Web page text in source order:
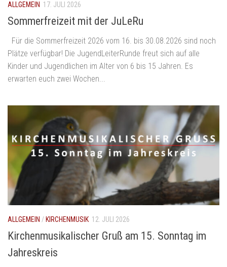
ALLGEMEIN 17. JULI 2026
Sommerfreizeit mit der JuLeRu
Für die Sommerfreizeit 2026 vom 16. bis 30.08.2026 sind noch
Plätze verfügbar! Die JugendLeiterRunde freut sich auf alle
Kinder und Jugendlichen im Alter von 6 bis 15 Jahren. Es
erwarten euch zwei Wochen...
ALLGEMEIN / KIRCHENMUSIK 12. JULI 2026
Kirchenmusikalischer Gruß am 15. Sonntag im
Jahreskreis